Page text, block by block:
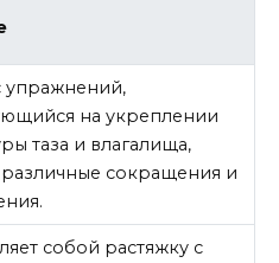
упражнений,
на укреплении
таза и влагалища,
различные сокращения и
собой растяжку с